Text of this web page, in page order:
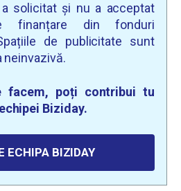
a solicitat și nu a acceptat
finanțare din fonduri
de publicitate sunt
neinvazivă.
facem, poți contribui tu
Biziday.
ECHIPA BIZIDAY